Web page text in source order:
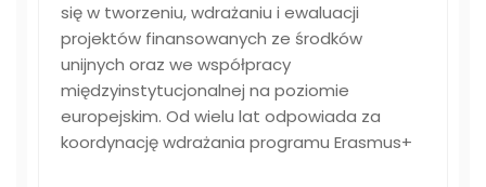
się w tworzeniu, wdrażaniu i ewaluacji
projektów finansowanych ze środków
unijnych oraz we współpracy
międzyinstytucjonalnej na poziomie
europejskim. Od wielu lat odpowiada za
koordynację wdrażania programu Erasmus+